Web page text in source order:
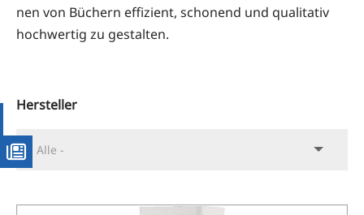
nen von Büchern effi­zi­ent, scho­nend und qua­li­ta­tiv
hoch­wer­tig zu gestalten.
Her­stel­ler